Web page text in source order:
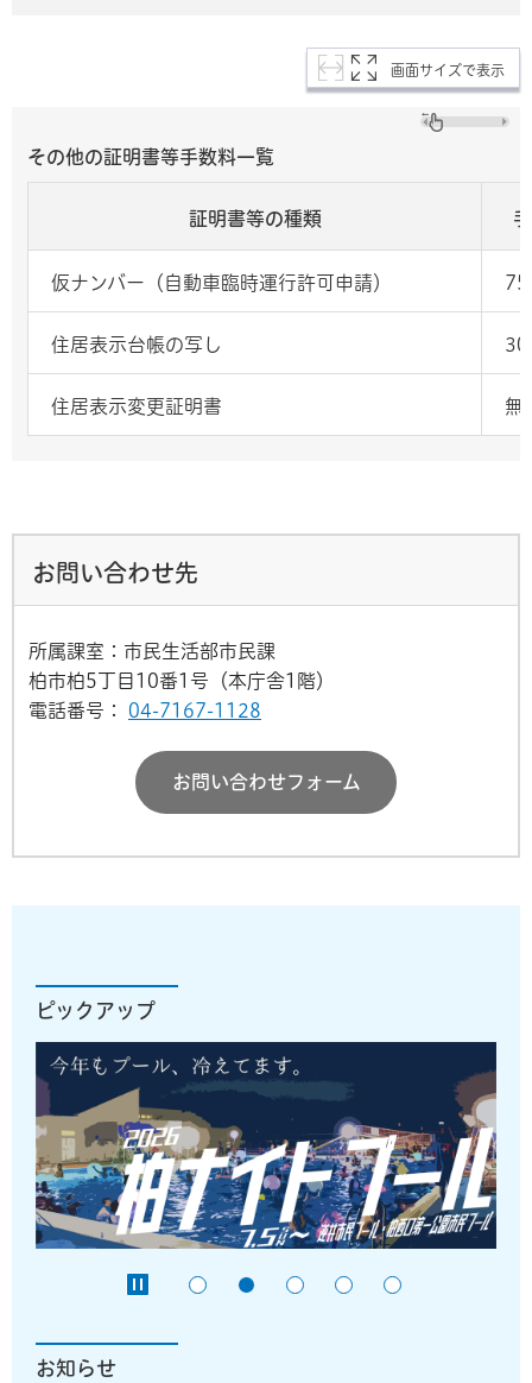
画面サイズで表示
その他の証明書等手数料一覧
証明書等の種類
仮ナンバー（自動車臨時運行許可申請）
住居表示台帳の写し
住居表示変更証明書 無
お問い合わせ先
所属課室：市民生活部市民課
柏市柏5丁目10番1号（本庁舎1階）
電話番号：
04-7167-1128
お問い合わせフォーム
ピックアップ
お知らせ